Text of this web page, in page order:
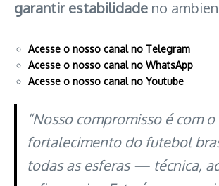
garantir estabilidade no
Acesse o nosso canal no Telegram
Acesse o nosso canal no WhatsApp
Acesse o nosso canal no Youtube
“Nosso compromisso é com o
fortalecimento do futebol
todas as esferas — técnica,